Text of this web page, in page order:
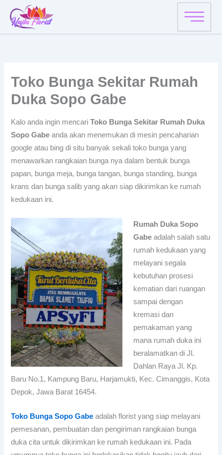
Toko Bunga Sekitar Rumah
Duka Sopo Gabe
Kalo anda ingin mencariToko Bunga Sekitar Rumah Duka
Sopo Gabe anda akan menemukan di mesin pencaharian
google atau bing di situ banyak sekali toko bunga yang
menawarkan rangkaian bunga nya dalam bentuk bunga
papan, bunga meja, bunga tangan, bunga standing, bunga
krans dan bunga salib yang akan siap dikirimkan ke rumah
kedukaan ini.
Rumah Duka Sopo
Gabe adalah salah satu
rumah kedukaan yang
melayani segala
kebutuhan prosesi
kematian dari ruangan
sampai dengan
kremasi dan
pemakaman yang
mana rumah duka ini
beralamatkan di Jl.
Dahlan Raya Jl. Kp.
Baru No.1, Kampung Baru, Harjamukti, Kec. Cimanggis, Kota
Depok, Jawa Barat 16454.
Toko Bunga Sopo Gabe adalah florist yang siap melayani
pemesanan, pembuatan dan pengiriman rangkaian bunga
duka cita untuk dikirimkan ke rumah kedukaan ini. Pada